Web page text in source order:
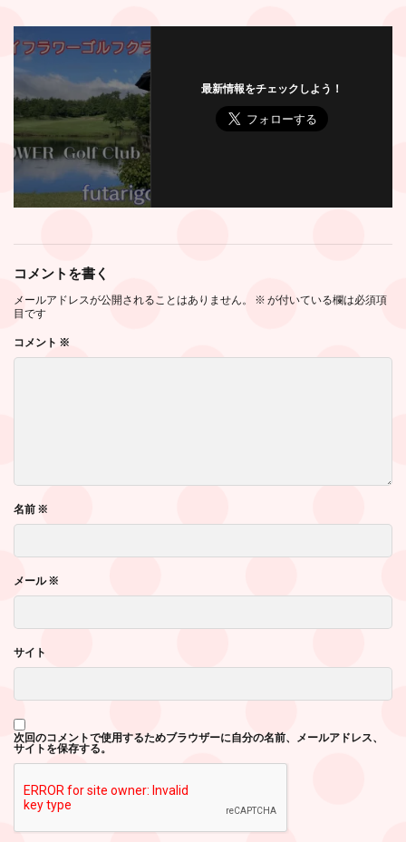
最新情報をチェックしよう！
コメントを書く
メールアドレスが公開されることはありません。 ※ が付いている欄は必須項
目です
コメント ※
名前 ※
メール※
サイト
次回のコメントで使用するためブラウザーに自分の名前、メールアドレス、
サイトを保存する。